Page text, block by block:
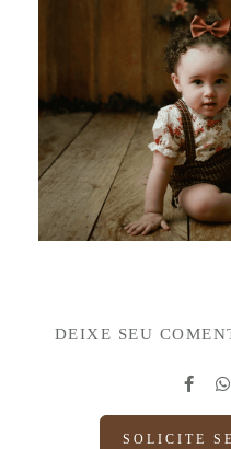
DEIXE SEU
SOLICITE